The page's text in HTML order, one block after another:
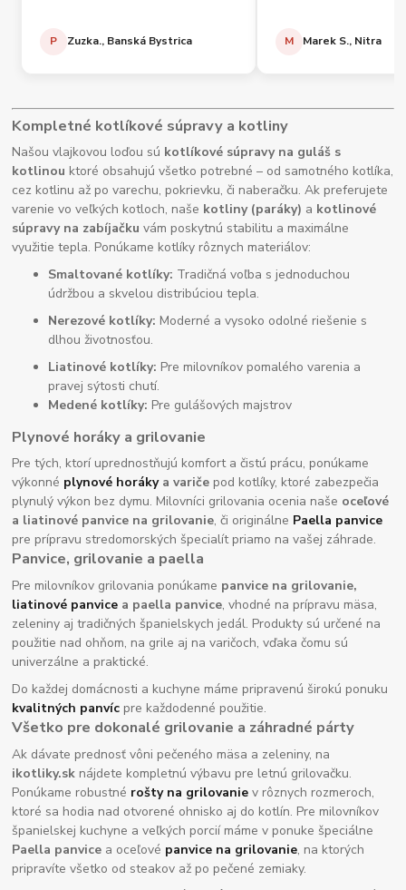
P Zuzka., Banská Bystrica M Marek S., Nitra
Kompletné kotlíkové súpravy a kotliny
Našou vlajkovou loďou sú kotlíkové súpravy na guláš s
kotlinou ktoré obsahujú všetko potrebné – od samotného kotlíka,
cez kotlinu až po varechu, pokrievku, či naberačku. Ak preferujete
varenie vo veľkých kotloch, naše kotliny (paráky) a kotlinové
súpravy na zabíjačku vám poskytnú stabilitu a maximálne
využitie tepla. Ponúkame kotlíky rôznych materiálov:
Smaltované kotlíky: Tradičná voľba s jednoduchou
údržbou a skvelou distribúciou tepla.
Nerezové kotlíky: Moderné a vysoko odolné riešenie s
dlhou životnosťou.
Liatinové kotlíky: Pre milovníkov pomalého varenia a
pravej sýtosti chutí.
Medené kotlíky: Pre gulášových majstrov
Plynové horáky a grilovanie
Pre tých, ktorí uprednostňujú komfort a čistú prácu, ponúkame
výkonné plynové horákya variče pod kotlíky, ktoré zabezpečia
plynulý výkon bez dymu. Milovníci grilovania ocenia naše oceľové
a liatinové panvice na grilovanie, či originálne Paella panvice
pre prípravu stredomorských špecialít priamo na vašej záhrade.
Panvice, grilovanie a paella
Pre milovníkov grilovania ponúkame panvice na grilovanie,
liatinové panvice a paella panvice, vhodné na prípravu mäsa,
zeleniny aj tradičných španielskych jedál. Produkty sú určené na
použitie nad ohňom, na grile aj na varičoch, vďaka čomu sú
univerzálne a praktické.
Do každej domácnosti a kuchyne máme pripravenú širokú ponuku
kvalitných panvíc pre každodenné použitie.
Všetko pre dokonalé grilovanie a záhradné párty
Ak dávate prednosť vôni pečeného mäsa a zeleniny, na
ikotliky.sk nájdete kompletnú výbavu pre letnú grilovačku.
Ponúkame robustné rošty na grilovanie v rôznych rozmeroch,
ktoré sa hodia nad otvorené ohnisko aj do kotlín. Pre milovníkov
španielskej kuchyne a veľkých porcií máme v ponuke špeciálne
Paella panvice a oceľové panvice na grilovanie, na ktorých
pripravíte všetko od steakov až po pečené zemiaky.